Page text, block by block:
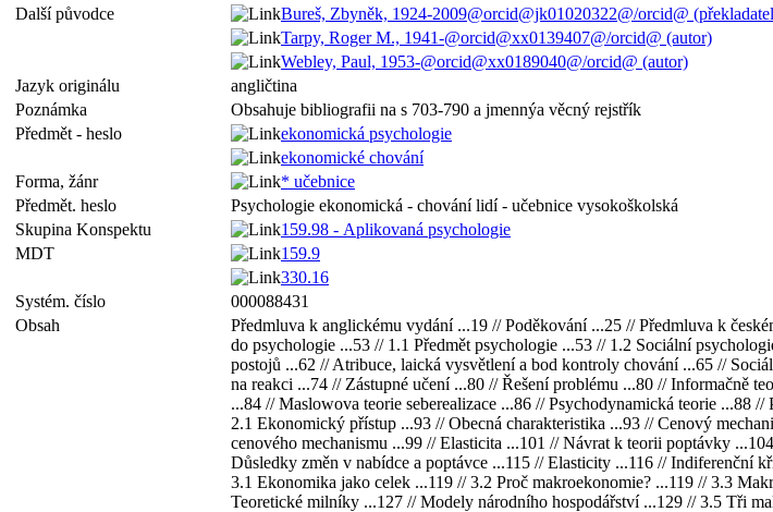
Další původce
Bureš, Zbyněk, 1924-2009@orcid@jk01020322@/orcid@
Tarpy, Roger M., 1941-@orcid@xx0139407@/orcid@ (autor)
Webley, Paul, 1953-@orcid@xx0189040@/orcid@ (autor)
Jazyk originálu
angličtina
Poznámka
Obsahuje bibliografii na s 703-790 a jmennýa věcný rejstřík
Předmět - heslo
ekonomická psychologie
ekonomické chování
Forma, žánr
* učebnice
Předmět. heslo
Psychologie ekonomická - chování lidí - učebnice vysokoškolská
Skupina Konspektu
159.98 - Aplikovaná psychologie
MDT
159.9
330.16
Systém. číslo
000088431
Obsah
Předmluva k anglickému vydání ...19 // Poděkování ...25 // Předmluva k
do psychologie ...53 // 1.1 Předmět psychologie ...53 // 1.2 Sociální
postojů ...62 // Atribuce, laická vysvětlení a bod kontroly chování ...65 //
na reakci ...74 // Zástupné učení ...80 // Řešení problému ...80 // Informačně
...84 // Maslowova teorie seberealizace ...86 // Psychodynamická teorie
2.1 Ekonomický přístup ...93 // Obecná charakteristika ...93 // Cenový
cenového mechanismu ...99 // Elasticita ...101 // Návrat k teorii poptávky
Důsledky změn v nabídce a poptávce ...115 // Elasticity ...116 //
3.1 Ekonomika jako celek ...119 // 3.2 Proč makroekonomie? ...119 // 3.3
Teoretické milníky ...127 // Modely národního hospodářství ...129 // 3.5 Tři